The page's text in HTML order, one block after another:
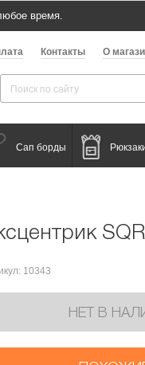
время.
Контакты О
Сап борды
10343
НЕТ В